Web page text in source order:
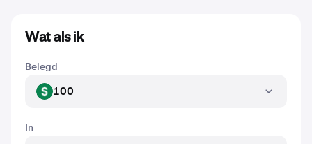
Wat als ik
Belegd
USD 100
In